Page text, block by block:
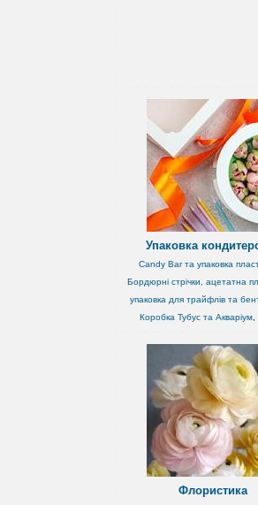
Упаковка
Candy Bar та упаковка
Бордюрні стрічки, ацетатна
упаковка для трайфлів та
Коробка Тубус та Акваріум,
Флористика